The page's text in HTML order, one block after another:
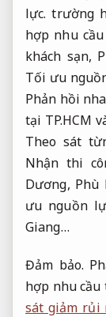
lực. trường
hợp nhu
khách sạn,
Tối ưu
Phản hồi
tại TP.HCM
Theo sát
Nhận thi
Dương, Phù
ưu nguồn
Giang…
Đảm bảo.
hợp nhu cầu
sát giảm rủi